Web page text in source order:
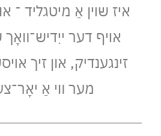
איז שױן אַ מיטגליד ־
אױף דער
זינגענדיק, און זיך
מער װי אַ